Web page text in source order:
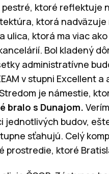
ktoré reflektuje
ktorá
ktorá ma viac
Bol kladený
administratívne
v stupni Excellent a
je námestie,
bralo s Dunajom.
budov,
sťahujú. Celý
prostredie, ktoré